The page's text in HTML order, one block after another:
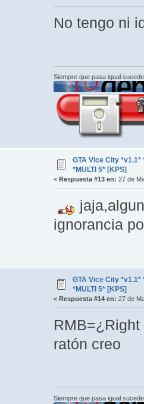
No tengo ni
Siempre que pasa igual
GTA Vice City *v1.1*
*MULTI 5* [KPS]
« Respuesta #13 en: 27 de
ignorancia
GTA Vice City *v1.1*
*MULTI 5* [KPS]
« Respuesta #14 en: 27 de
ratón creo
Siempre que pasa igual